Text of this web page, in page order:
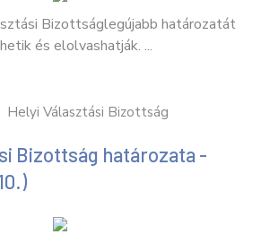
Bizottságlegújabb határozatát
és elolvashatják. ...
Helyi Választási Bizottság
Bizottság határozata -